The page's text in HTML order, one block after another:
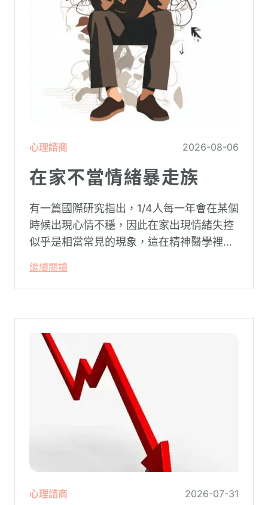
心理諮商 2026-08-06
在家不當情緒暴走族
有一篇國際研究指出，1/4人每一年會在某個
時候出現心情不穩，因此在家出現情緒失控
似乎是相當常見的現象，這在精神醫學裡不
系統在長久使用之下，突然在某一次需要處
理更高層次的資料時，電腦呈現當機現象，
造成重大影響。
繼續閱讀
心理諮商 2026-07-31